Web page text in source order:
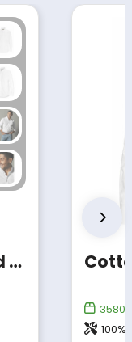
Cottover Hemd Oxford Slim Fit Heren Gots Gecertificeerd
3580